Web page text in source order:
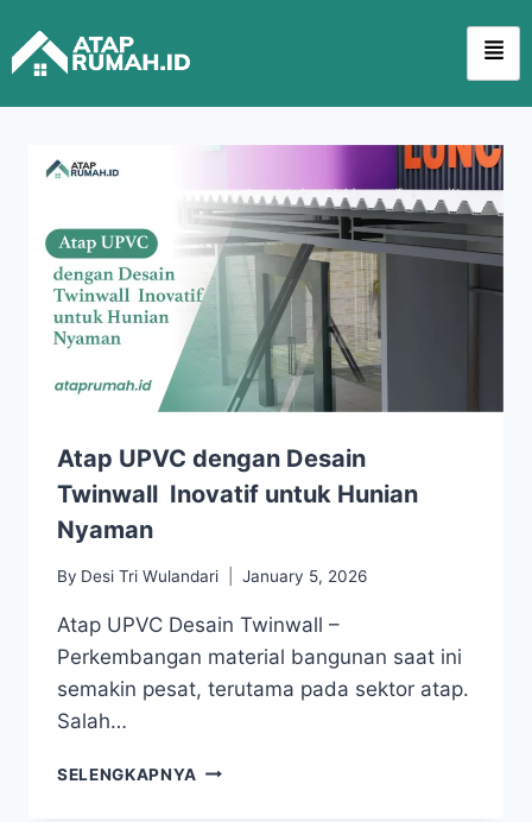
Atap UPVC dengan Desain
Twinwall Inovatif untuk Hunian
Nyaman
By Desi Tri Wulandari January 5, 2026
Atap UPVC Desain Twinwall –
Perkembangan material bangunan saat ini
semakin pesat, terutama pada sektor atap.
Salah…
SELENGKAPNYA